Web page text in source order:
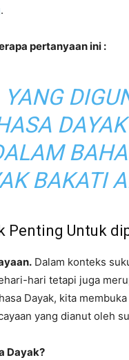
.
pertanyaan ini :
BAKATI
Penting Untuk
Dalam konteks
hari tetapi juga
Dayak, kita
yang dianut oleh
Dayak?